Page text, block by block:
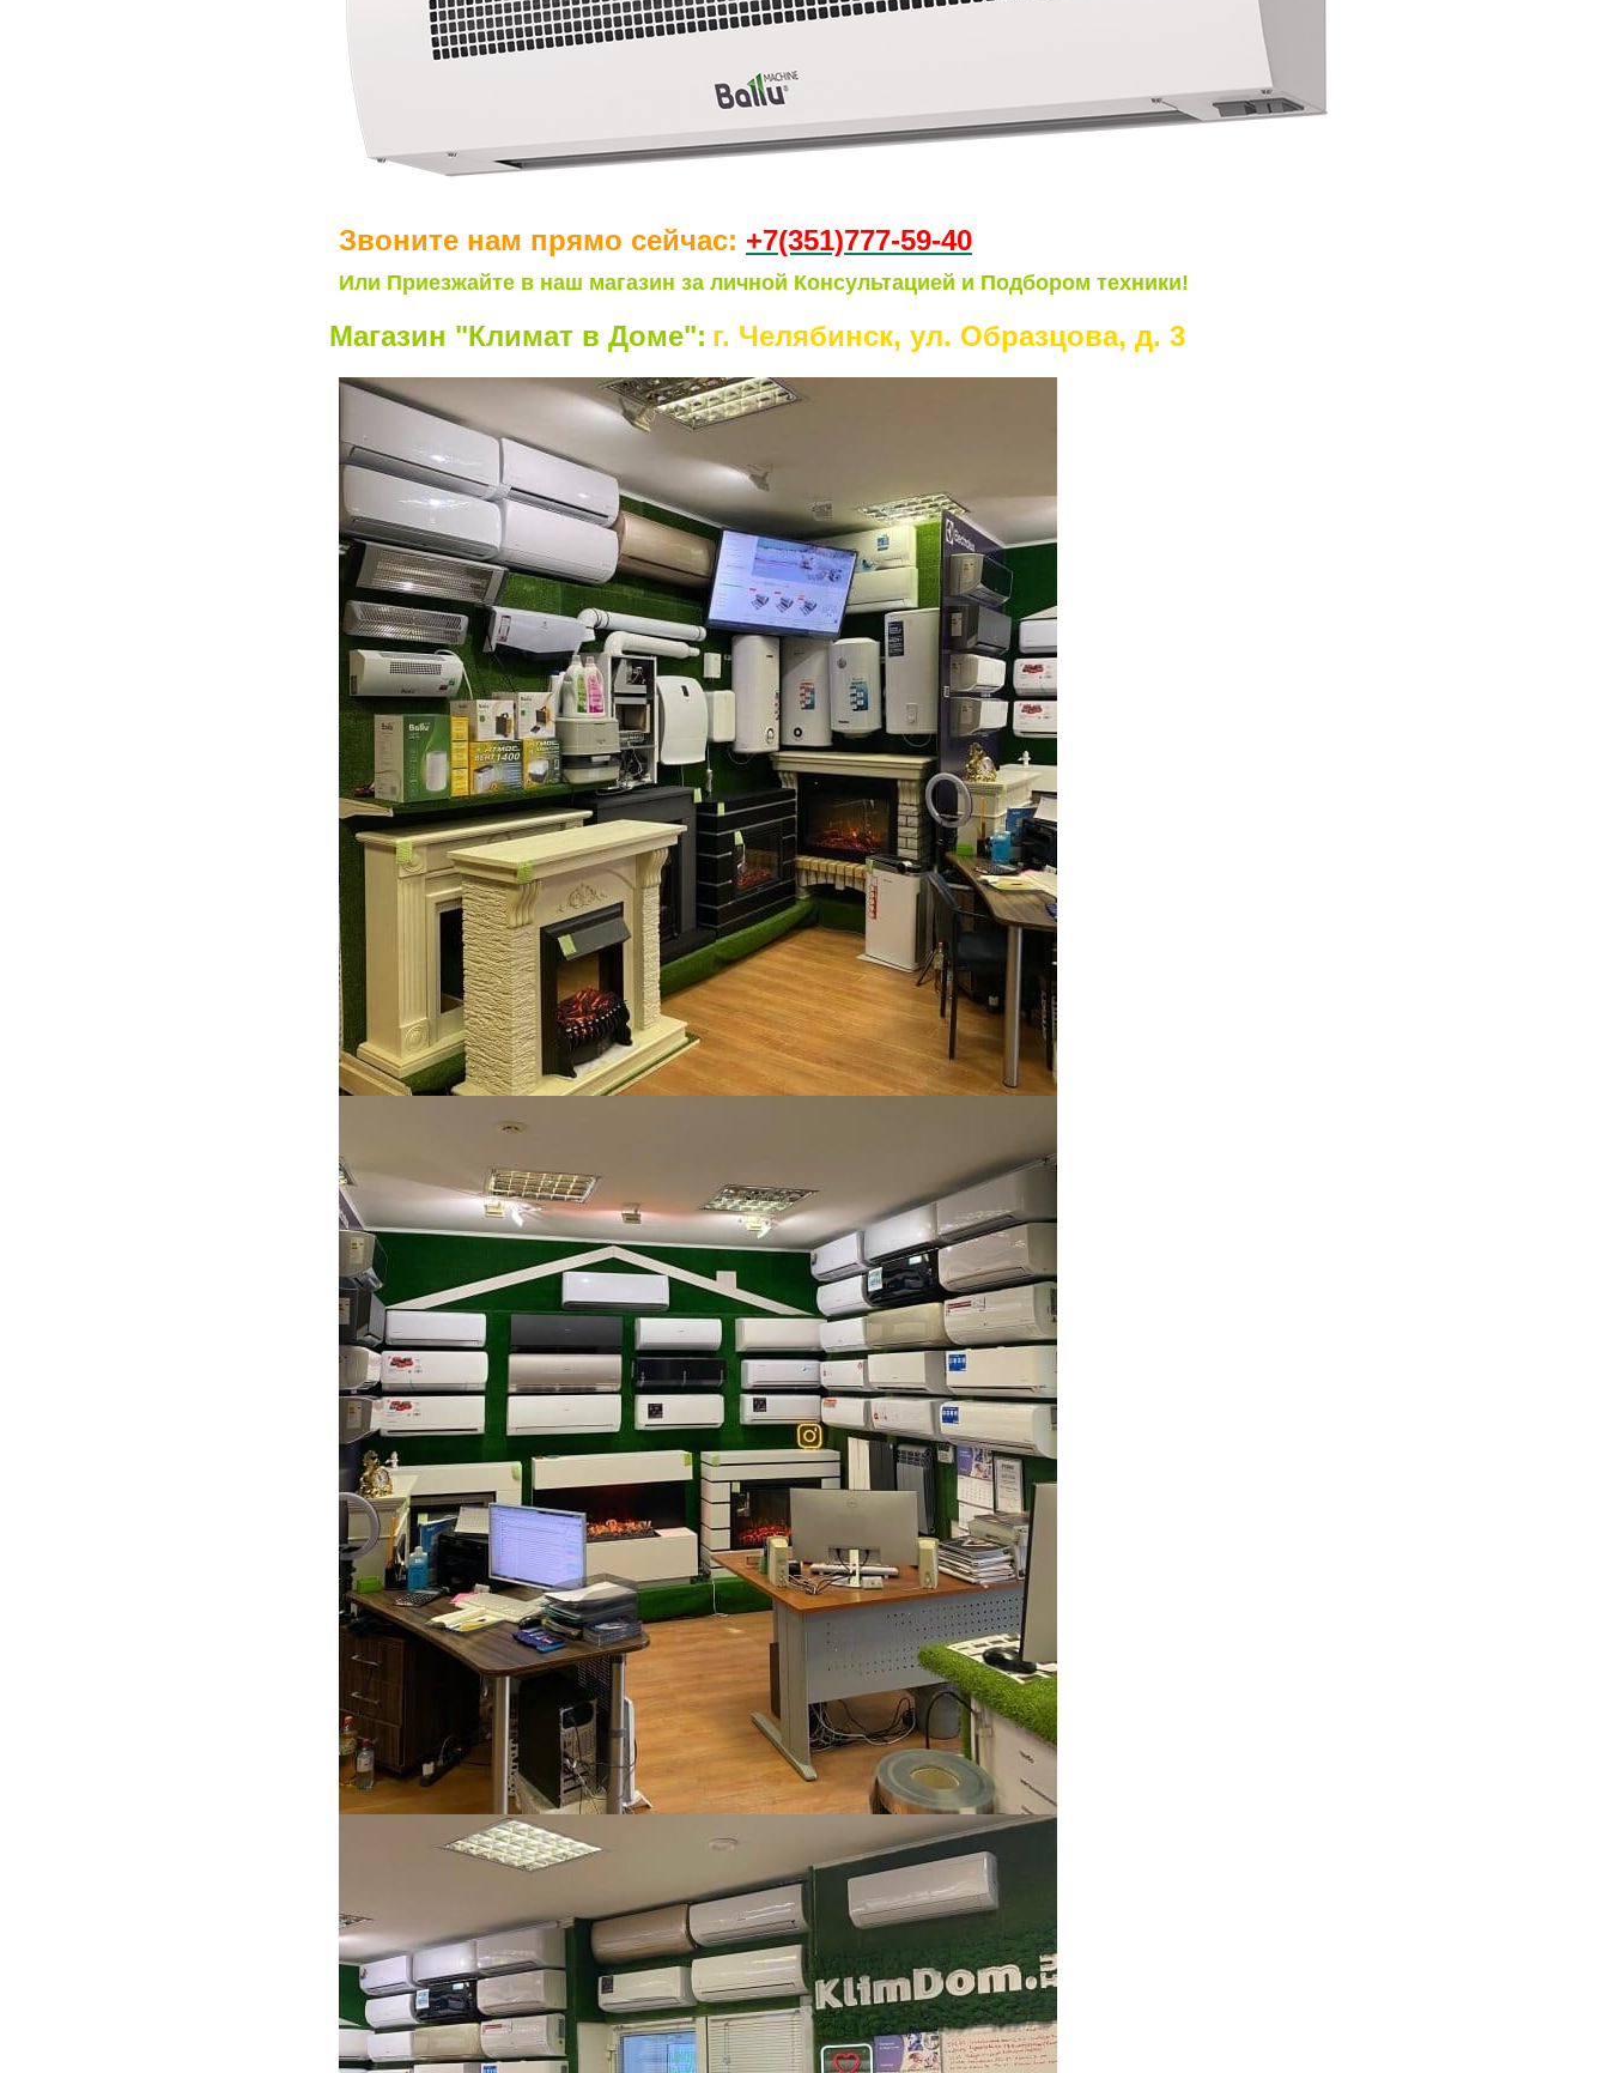
Звоните нам прямо сейчас: +7(351)777-59-40
Или Приезжайте в наш магазин за личной Консультацией и Подбором техники!
Магазин "Климат в Доме": г. Челябинск, ул. Образцова, д. 3